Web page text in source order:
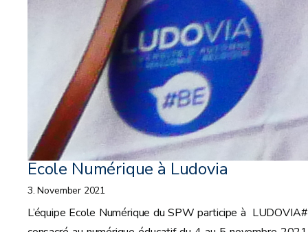
Ecole Numérique à Ludovia
3. November 2021
L’équipe Ecole Numérique du SPW participe à